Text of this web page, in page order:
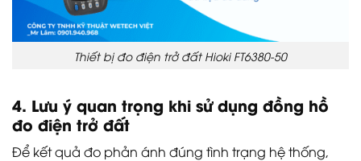
Thiết bị đo điện trở đất Hioki FT6380-50
4. Lưu ý quan trọng khi sử dụng đồng hồ
đo điện trở đất
Để kết quả đo phản ánh đúng tình trạng hệ thống,